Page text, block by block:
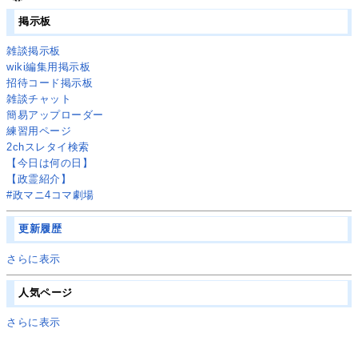
掲示板
雑談掲示板
wiki編集用掲示板
招待コード掲示板
雑談チャット
簡易アップローダー
練習用ページ
2chスレタイ検索
【今日は何の日】
【政霊紹介】
#政マニ4コマ劇場
更新履歴
さらに表示
人気ページ
さらに表示